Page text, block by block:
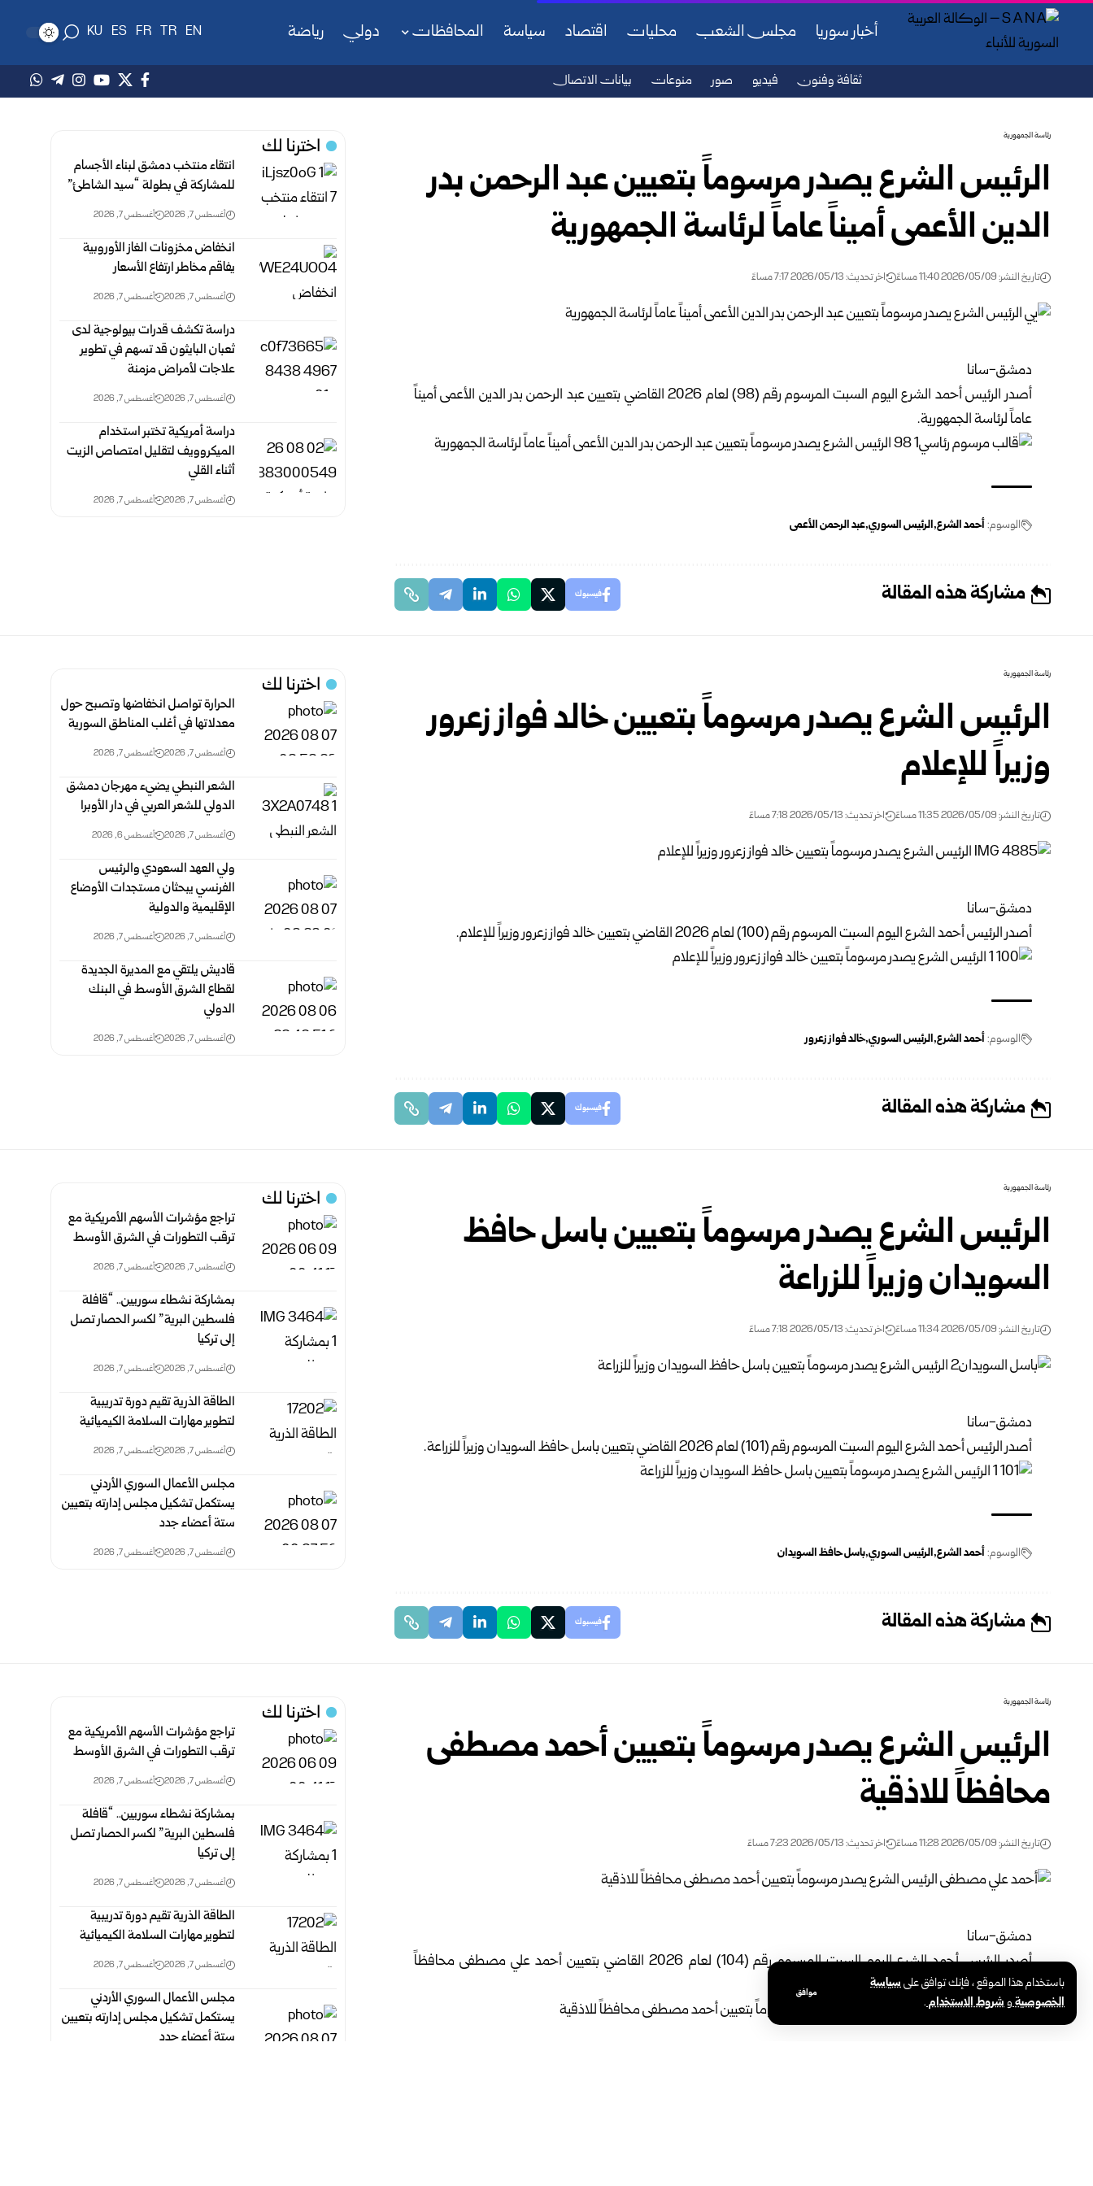
باستخدام هذا الموقع ، فإنك توافق علىسياسة
الخصوصيةوشروط الاستخدام.
موافق
أخبار سوريا مجلس الشعب محليات اقتصاد سياسة المحافظات دولي رياضة EN
TR
FR
ES
KU
ثقافة وفنون فيديو صور منوعات بيانات الاتصال
رئاسة الجمهورية
الرئيس الشرع يصدر مرسوماً بتعيين عبد الرحمن بدر
الدين الأعمى أميناً عاماً لرئاسة الجمهورية
تاريخ النشر: 2026/05/09 11:40 مساءً اخر تحديث: 2026/05/13 7:17 مساءً
دمشق-سانا
أصدر الرئيس أحمد الشرع اليوم السبت المرسوم رقم (98) لعام 2026 القاضي بتعيين عبد الرحمن بدر الدين الأعمى أميناً
عاماً لرئاسة الجمهورية.
الوسوم: أحمد الشرع الرئيس السوري عبد الرحمن الأعمى
مشاركة هذه المقالة فيسبوك
اخترنا لك
انتقاء منتخب دمشق لبناء الأجسام
للمشاركة في بطولة “سيد الشاطئ”
أغسطس 7, 2026 أغسطس 7, 2026
انخفاض مخزونات الغاز الأوروبية
يفاقم مخاطر ارتفاع الأسعار
أغسطس 7, 2026 أغسطس 7, 2026
دراسة تكشف قدرات بيولوجية لدى
ثعبان البايثون قد تسهم في تطوير
علاجات لأمراض مزمنة
أغسطس 7, 2026 أغسطس 7, 2026
دراسة أمريكية تختبر استخدام
الميكروويف لتقليل امتصاص الزيت
أثناء القلي
أغسطس 7, 2026 أغسطس 7, 2026
رئاسة الجمهورية
الرئيس الشرع يصدر مرسوماً بتعيين خالد فواز زعرور
وزيراً للإعلام
تاريخ النشر: 2026/05/09 11:35 مساءً اخر تحديث: 2026/05/13 7:18 مساءً
دمشق-سانا
أصدر الرئيس أحمد الشرع اليوم السبت المرسوم رقم (100) لعام 2026 القاضي بتعيين خالد فواز زعرور وزيراً للإعلام.
الوسوم: أحمد الشرع الرئيس السوري خالد فواز زعرور
مشاركة هذه المقالة فيسبوك
اخترنا لك
الحرارة تواصل انخفاضها وتصبح حول
معدلاتها في أغلب المناطق السورية‎ ‎
أغسطس 7, 2026 أغسطس 7, 2026
الشعر النبطي يضيء مهرجان دمشق
الدولي للشعر العربي في دار الأوبرا
أغسطس 7, 2026 أغسطس 6, 2026
ولي العهد السعودي والرئيس
الفرنسي يبحثان مستجدات الأوضاع
الإقليمية والدولية
أغسطس 7, 2026 أغسطس 7, 2026
قاديش يلتقي مع المديرة الجديدة
لقطاع الشرق الأوسط في البنك
الدولي
أغسطس 7, 2026 أغسطس 7, 2026
رئاسة الجمهورية
الرئيس الشرع يصدر مرسوماً بتعيين باسل حافظ
السويدان وزيراً للزراعة
تاريخ النشر: 2026/05/09 11:34 مساءً اخر تحديث: 2026/05/13 7:18 مساءً
دمشق-سانا
أصدر الرئيس أحمد الشرع اليوم السبت المرسوم رقم (101) لعام 2026 القاضي بتعيين باسل حافظ السويدان وزيراً للزراعة.
الوسوم: أحمد الشرع الرئيس السوري باسل حافظ السويدان
مشاركة هذه المقالة فيسبوك
اخترنا لك
تراجع مؤشرات الأسهم الأمريكية مع
ترقب التطورات في الشرق الأوسط
أغسطس 7, 2026 أغسطس 7, 2026
بمشاركة نشطاء سوريين.. “قافلة
فلسطين البرية” لكسر الحصار تصل
إلى تركيا
أغسطس 7, 2026 أغسطس 7, 2026
الطاقة الذرية تقيم دورة تدريبية
لتطوير مهارات السلامة الكيميائية
أغسطس 7, 2026 أغسطس 7, 2026
مجلس الأعمال السوري الأردني
يستكمل تشكيل مجلس إدارته بتعيين
ستة أعضاء جدد
أغسطس 7, 2026 أغسطس 7, 2026
رئاسة الجمهورية
الرئيس الشرع يصدر مرسوماً بتعيين أحمد مصطفى
محافظاً للاذقية
تاريخ النشر: 2026/05/09 11:28 مساءً اخر تحديث: 2026/05/13 7:23 مساءً
دمشق-سانا
أصدر الرئيس أحمد الشرع اليوم السبت المرسوم رقم (104) لعام 2026 القاضي بتعيين أحمد علي مصطفى محافظاً
لمحافظة اللاذقية.
اخترنا لك
تراجع مؤشرات الأسهم الأمريكية مع
ترقب التطورات في الشرق الأوسط
أغسطس 7, 2026 أغسطس 7, 2026
بمشاركة نشطاء سوريين.. “قافلة
فلسطين البرية” لكسر الحصار تصل
إلى تركيا
أغسطس 7, 2026 أغسطس 7, 2026
الطاقة الذرية تقيم دورة تدريبية
لتطوير مهارات السلامة الكيميائية
أغسطس 7, 2026 أغسطس 7, 2026
مجلس الأعمال السوري الأردني
يستكمل تشكيل مجلس إدارته بتعيين
ستة أعضاء جدد